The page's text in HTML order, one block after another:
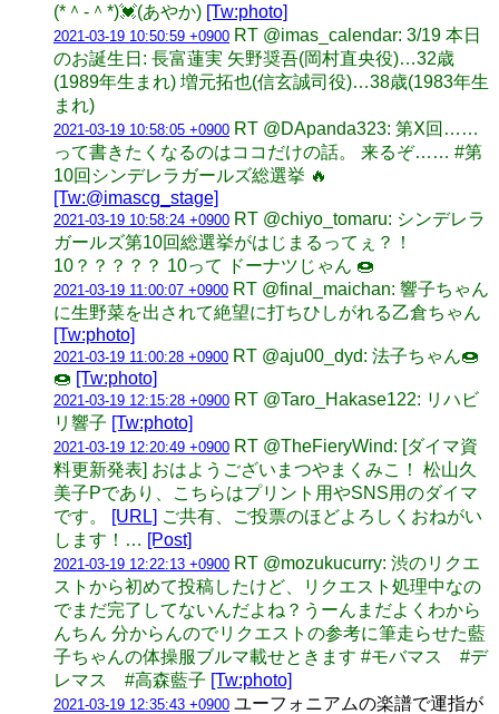
(*＾-＾*)💓(あやか) [Tw:photo]
2021-03-19 10:50:59 +0900 RT @imas_calendar: 3/19 本日
のお誕生日: 長富蓮実 矢野奨吾(岡村直央役)…32歳
(1989年生まれ) 増元拓也(信玄誠司役)…38歳(1983年生
まれ)
2021-03-19 10:58:05 +0900 RT @DApanda323: 第Ⅹ回……
って書きたくなるのはココだけの話。 来るぞ…… #第
10回シンデレラガールズ総選挙 🔥
[Tw:@imascg_stage]
2021-03-19 10:58:24 +0900 RT @chiyo_tomaru: シンデレラ
ガールズ第10回総選挙がはじまるってぇ？！
10？？？？？ 10って ドーナツじゃん 🍩
2021-03-19 11:00:07 +0900 RT @final_maichan: 響子ちゃん
に生野菜を出されて絶望に打ちひしがれる乙倉ちゃん
[Tw:photo]
2021-03-19 11:00:28 +0900 RT @aju00_dyd: 法子ちゃん🍩
🍩 [Tw:photo]
2021-03-19 12:15:28 +0900 RT @Taro_Hakase122: リハビ
リ響子 [Tw:photo]
2021-03-19 12:20:49 +0900 RT @TheFieryWind: [ダイマ資
料更新発表] おはようございまつやまくみこ！ 松山久
美子Pであり、こちらはプリント用やSNS用のダイマ
です。
[URL] ご共有、ご投票のほどよろしくおねがい
します！… [Post]
2021-03-19 12:22:13 +0900 RT @mozukucurry: 渋のリクエ
ストから初めて投稿したけど、リクエスト処理中なの
でまだ完了してないんだよね？うーんまだよくわから
んちん 分からんのでリクエストの参考に筆走らせた藍
子ちゃんの体操服ブルマ載せときます #モバマス #デ
レマス #高森藍子 [Tw:photo]
2021-03-19 12:35:43 +0900 ユーフォニアムの楽譜で運指が